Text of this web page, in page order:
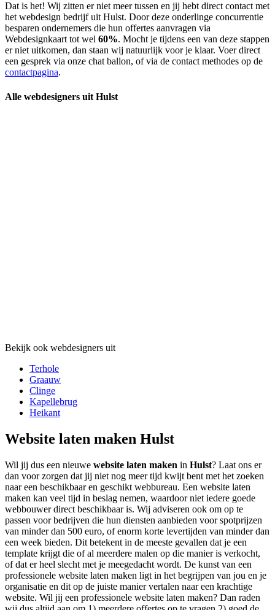
Dat is het! Wij zitten er niet meer tussen en jij hebt direct contact met
het webdesign bedrijf uit Hulst. Door deze onderlinge concurrentie
besparen ondernemers die hun offertes aanvragen via
Webdesignkaart tot wel 60%. Mocht je tijdens een van deze stappen
er niet uitkomen, dan staan wij natuurlijk voor je klaar. Voer direct
een gesprek via onze chat ballon, of via de contact methodes op de
contactpagina.
Alle webdesigners uit Hulst
Bekijk ook webdesigners uit
Terhole
Graauw
Clinge
Kapellebrug
Heikant
Website laten maken Hulst
Wil jij dus een nieuwe website laten maken in Hulst? Laat ons er
dan voor zorgen dat jij niet nog meer tijd kwijt bent met het zoeken
naar een beschikbaar en geschikt webbureau. Een website laten
maken kan veel tijd in beslag nemen, waardoor niet iedere goede
webbouwer direct beschikbaar is. Wij adviseren ook om op te
passen voor bedrijven die hun diensten aanbieden voor spotprijzen
van minder dan 500 euro, of enorm korte levertijden van minder dan
een week bieden. Dit betekent in de meeste gevallen dat je een
template krijgt die of al meerdere malen op die manier is verkocht,
of dat er heel slecht met je meegedacht wordt. De kunst van een
professionele website laten maken ligt in het begrijpen van jou en je
organisatie en dit op de juiste manier vertalen naar een krachtige
website. Wil jij een professionele website laten maken? Dan raden